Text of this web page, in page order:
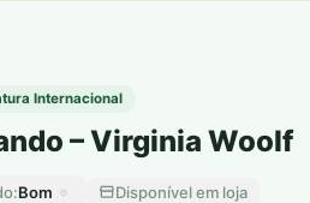
Internacional
– Virginia Woolf
Bom Disponível em loja